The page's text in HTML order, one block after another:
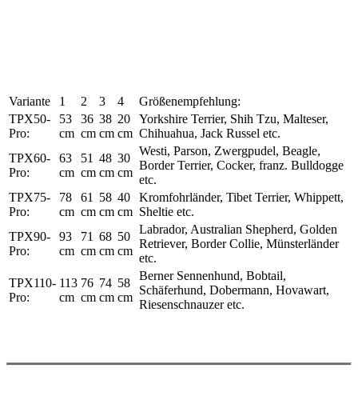
Variante 1 2 3 4
Größenempfehlung:
TPX50-
Pro:
53
cm
36
cm
38
cm
20
cm
Yorkshire Terrier, Shih Tzu, Malteser,
Chihuahua, Jack Russel etc.
TPX60-
Pro:
63
cm
51
cm
48
cm
30
cm
Westi, Parson, Zwergpudel, Beagle,
Border Terrier, Cocker, franz. Bulldogge
etc.
TPX75-
Pro:
78
cm
61
cm
58
cm
40
cm
Kromfohrländer, Tibet Terrier, Whippett,
Sheltie etc.
TPX90-
Pro:
93
cm
71
cm
68
cm
50
cm
Labrador, Australian Shepherd, Golden
Retriever, Border Collie, Münsterländer
etc.
TPX110-
Pro:
113
cm
76
cm
74
cm
58
cm
Berner Sennenhund, Bobtail,
Schäferhund, Dobermann, Hovawart,
Riesenschnauzer etc.